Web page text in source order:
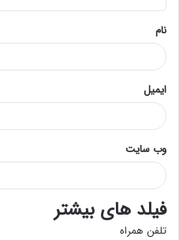
*
نام
ایمیل
وب‌ سایت
فیلد های بیشتر
تلفن همراه